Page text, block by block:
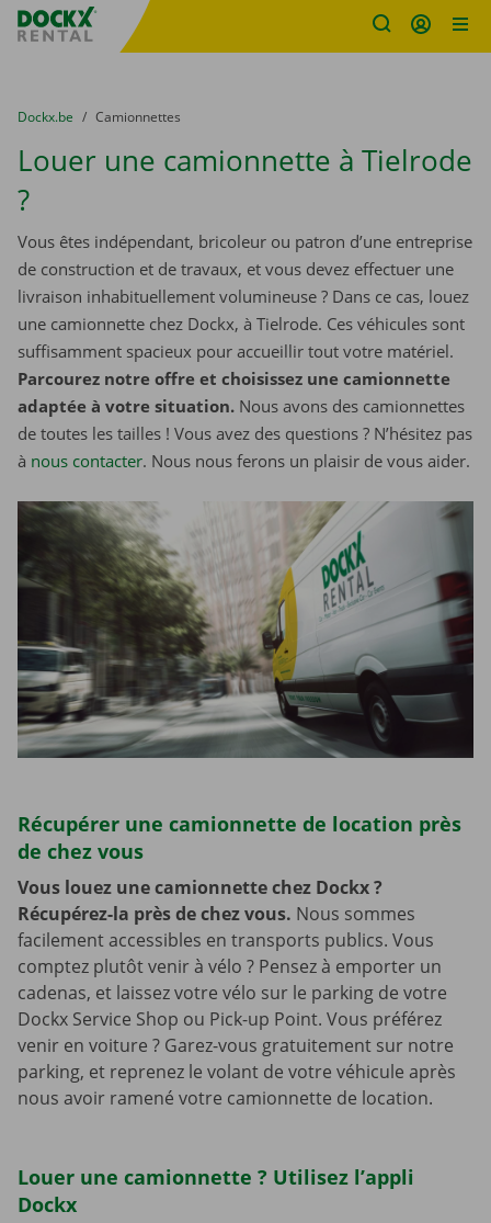
sitename
You are here:
du
Dockx.be to
Camionnettes
Louer une camionnette à Tielrode
?
Vous êtes indépendant, bricoleur ou patron d’une entreprise
de construction et de travaux, et vous devez effectuer une
livraison inhabituellement volumineuse ? Dans ce cas, louez
une camionnette chez Dockx, à Tielrode. Ces véhicules sont
suffisamment spacieux pour accueillir tout votre matériel.
Parcourez notre offre et choisissez une camionnette
adaptée à votre situation. Nous avons des camionnettes
de toutes les tailles ! Vous avez des questions ? N’hésitez pas
à nous contacter. Nous nous ferons un plaisir de vous aider.
Récupérer une camionnette de location près
de chez vous
Vous louez une camionnette chez Dockx ?
Récupérez-la près de chez vous. Nous sommes
facilement accessibles en transports publics. Vous
comptez plutôt venir à vélo ? Pensez à emporter un
cadenas, et laissez votre vélo sur le parking de votre
Dockx Service Shop ou Pick-up Point. Vous préférez
venir en voiture ? Garez-vous gratuitement sur notre
parking, et reprenez le volant de votre véhicule après
nous avoir ramené votre camionnette de location.
Louer une camionnette ? Utilisez l’appli
Dockx